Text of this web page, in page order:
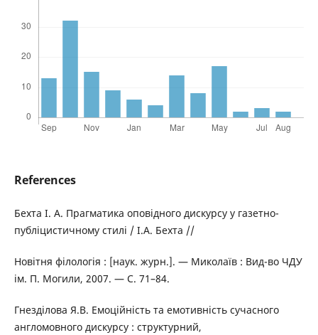
References
Бехта І. А. Прагматика оповідного дискурсу у газетно-
публіцистичному стилі / І.А. Бехта //
Новітня філологія : [наук. журн.]. — Миколаїв : Вид-во ЧДУ
ім. П. Могили, 2007. — С. 71–84.
Гнезділова Я.В. Емоційність та емотивність сучасного
англомовного дискурсу : структурний,